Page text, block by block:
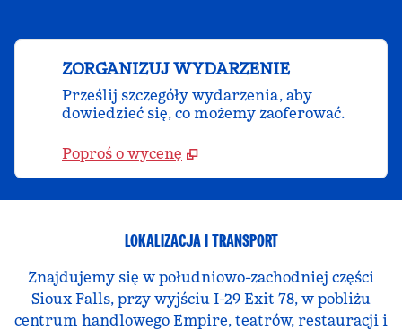
ZORGANIZUJ WYDARZENIE
Prześlij szczegóły wydarzenia, aby
dowiedzieć się, co możemy zaoferować.
Poproś o wycenę
LOKALIZACJA I TRANSPORT
Znajdujemy się w południowo-zachodniej części
Sioux Falls, przy wyjściu I-29 Exit 78, w pobliżu
centrum handlowego Empire, teatrów, restauracji i